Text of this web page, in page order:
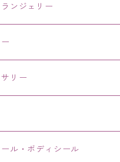
ンジェリー
チョーカー
リング・鼻ピアス
リー
ル・ボディシール